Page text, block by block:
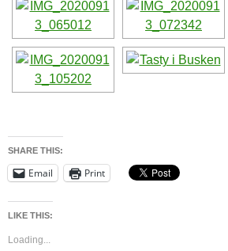
SHARE THIS:
Email Print
LIKE THIS:
Loading...